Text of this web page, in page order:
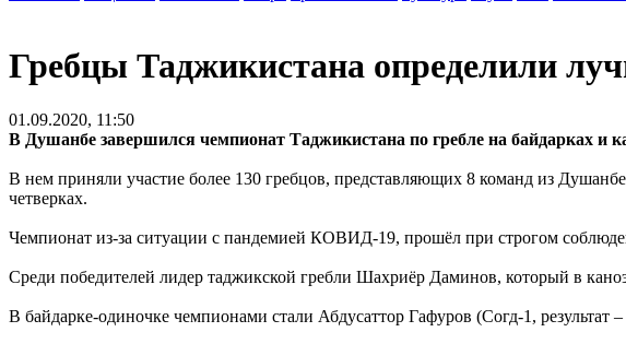
Гребцы Таджикистана определили
01.09.2020, 11:50
В Душанбе завершился чемпионат Таджикистана по гребле на байдарках и
В нем приняли участие более 130 гребцов, представляющих 8 команд из
четверках.
Чемпионат из-за ситуации с пандемией КОВИД-19, прошёл при строгом
Среди победителей лидер таджикской гребли Шахриёр Даминов, который в
В байдарке-одиночке чемпионами стали Абдусаттор Гафуров (Согд-1,